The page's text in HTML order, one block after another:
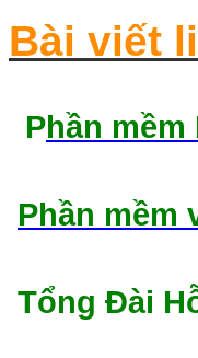
Bài viết
Phần mềm
Phần mềm
Tổng Đài